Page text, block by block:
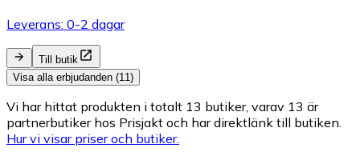
Leverans: 0-2 dagar
Till butik
Visa alla erbjudanden (11)
Vi har hittat produkten i totalt 13 butiker, varav 13 är
partnerbutiker hos Prisjakt och har direktlänk till butiken.
Hur vi visar priser och butiker.